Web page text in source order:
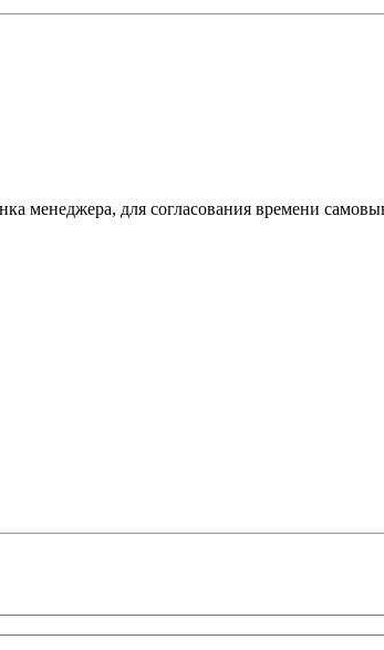
менеджера, для согласования времени